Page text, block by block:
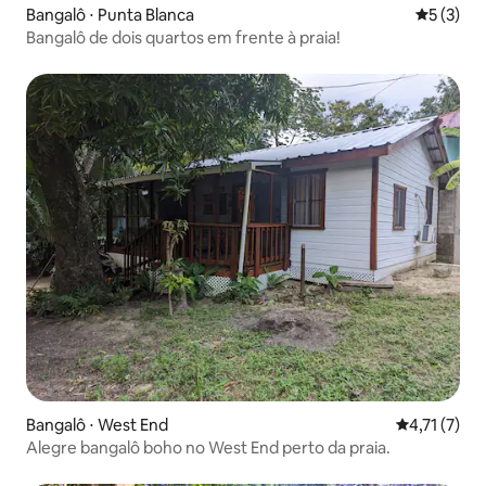
Bangalô ⋅ Punta Blanca 5 de
5 (3)
Bangalô de dois quartos em frente à praia!
Bangalô ⋅ West End 4,71 de
4,71 (7)
Alegre bangalô boho no West End perto da praia.